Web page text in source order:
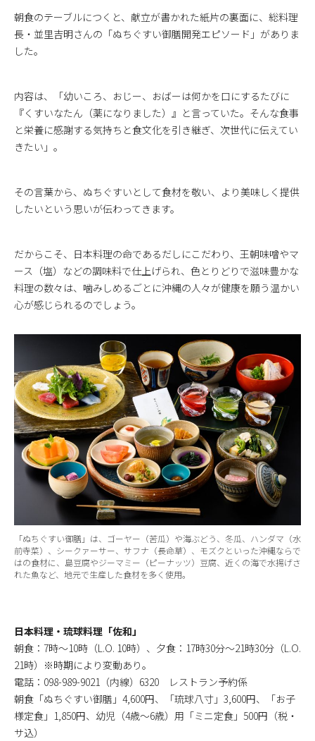
朝食のテーブルにつくと、献立が書かれた紙片の裏面に、総料理
長・並里吉明さんの「ぬちぐすい御膳開発エピソード」がありま
した。
内容は、「幼いころ、おじー、おばーは何かを口にするたびに
『くすいなたん（薬になりました）』と言っていた。そんな食事
と栄養に感謝する気持ちと食文化を引き継ぎ、次世代に伝えてい
きたい」。
その言葉から、ぬちぐすいとして食材を敬い、より美味しく提供
したいという思いが伝わってきます。
だからこそ、日本料理の命であるだしにこだわり、王朝味噌やマ
ース（塩）などの調味料で仕上げられ、色とりどりで滋味豊かな
料理の数々は、噛みしめるごとに沖縄の人々が健康を願う温かい
心が感じられるのでしょう。
「ぬちぐすい御膳」は、ゴーヤー（苦瓜）や海ぶどう、冬瓜、ハンダマ（水
前寺菜）、シークァーサー、サフナ（長命草）、モズクといった沖縄ならで
はの食材に、島豆腐やジーマミー（ピーナッツ）豆腐、近くの海で水揚げさ
れた魚など、地元で生産した食材を多く使用。
日本料理・琉球料理「佐和」
朝食：7時～10時（L.O. 10時）、夕食：17時30分～21時30分（L.O.
21時）※時期により変動あり。
電話：098-989-9021（内線）6320 レストラン予約係
朝食「ぬちぐすい御膳」4,600円、「琉球八寸」3,600円、「お子
様定食」1,850円、幼児（4歳～6歳）用「ミニ定食」500円（税・
サ込）